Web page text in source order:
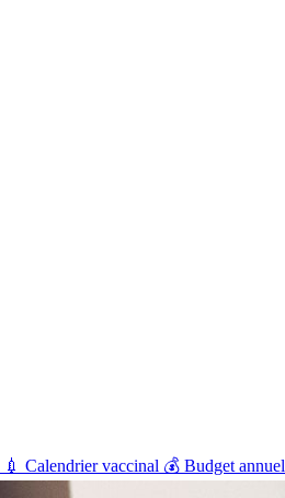
💉 Calendrier vaccinal 💰 Budget annuel